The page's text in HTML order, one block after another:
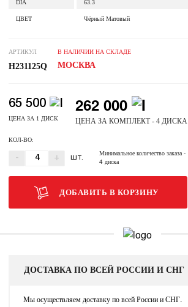
DIA 63.3
ЦВЕТ Чёрный Матовый
АРТИКУЛ
H231125Q
В НАЛИЧИИ НА СКЛАДЕ
МОСКВА
65 500
ЦЕНА ЗА 1 ДИСК
262 000
ЦЕНА ЗА КОМПЛЕКТ - 4 ДИСКА
КОЛ-ВО:
- + ШТ.
Минимальное количество заказа-
4 диска
ДОБАВИТЬ В КОРЗИНУ
ДОСТАВКА ПО ВСЕЙ РОССИИ И СНГ
Мы осуществляем доставку по всей России и СНГ.